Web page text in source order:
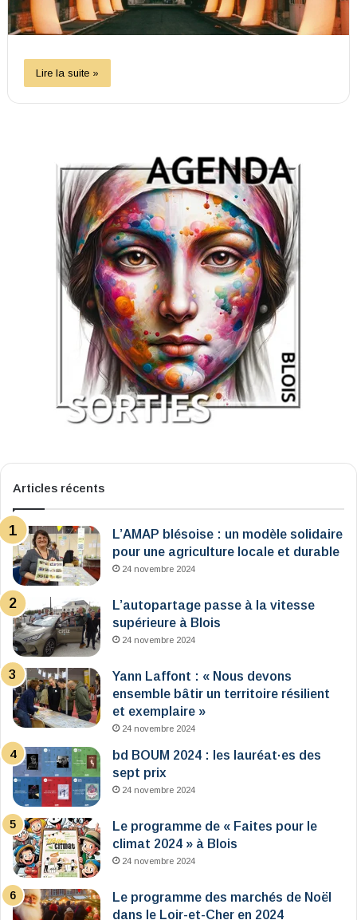
Lire la suite »
Articles récents
L’AMAP blésoise : un modèle solidaire
pour une agriculture locale et durable
24 novembre 2024
L’autopartage passe à la vitesse
supérieure à Blois
24 novembre 2024
Yann Laffont : « Nous devons
ensemble bâtir un territoire résilient
et exemplaire »
24 novembre 2024
bd BOUM 2024 : les lauréat·es des
sept prix
24 novembre 2024
Le programme de « Faites pour le
climat 2024 » à Blois
24 novembre 2024
Le programme des marchés de Noël
dans le Loir-et-Cher en 2024